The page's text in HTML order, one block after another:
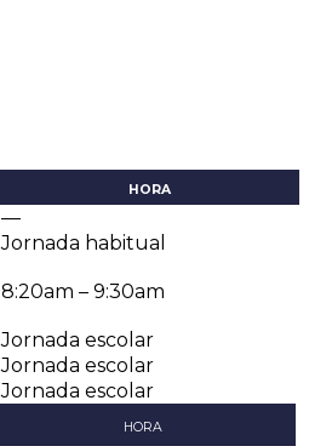
HORA
—
Jornada habitual
8:20am – 9:30am
Jornada escolar
Jornada escolar
Jornada escolar
HORA